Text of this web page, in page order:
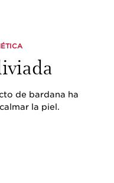
de bardana ha
la piel.